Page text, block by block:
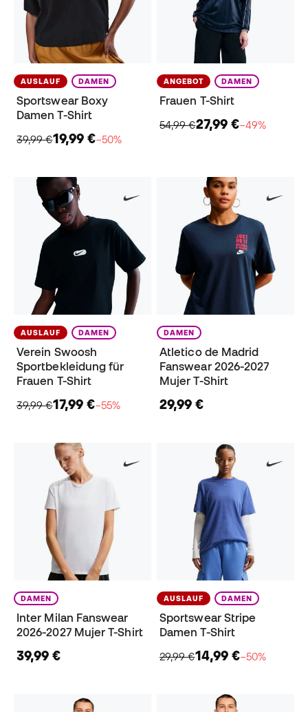
AUSLAUF DAMEN
Sportswear Boxy
Damen T-Shirt
39,99 €19,99 €−50%
ANGEBOT DAMEN
Frauen T-Shirt
54,99 €27,99 €−49%
AUSLAUF DAMEN
Verein Swoosh
Sportbekleidung für
Frauen T-Shirt
39,99 €17,99 €−55%
DAMEN
Atletico de Madrid
Fanswear 2026-2027
Mujer T-Shirt
29,99 €
DAMEN
Inter Milan Fanswear
2026-2027 Mujer T-Shirt
39,99 €
AUSLAUF DAMEN
Sportswear Stripe
Damen T-Shirt
29,99 €14,99 €−50%